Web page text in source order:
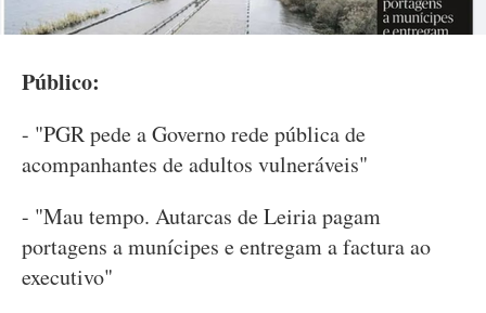
Público:
- "PGR pede a Governo rede pública de
acompanhantes de adultos vulneráveis"
- "Mau tempo. Autarcas de Leiria pagam
portagens a munícipes e entregam a factura ao
executivo"